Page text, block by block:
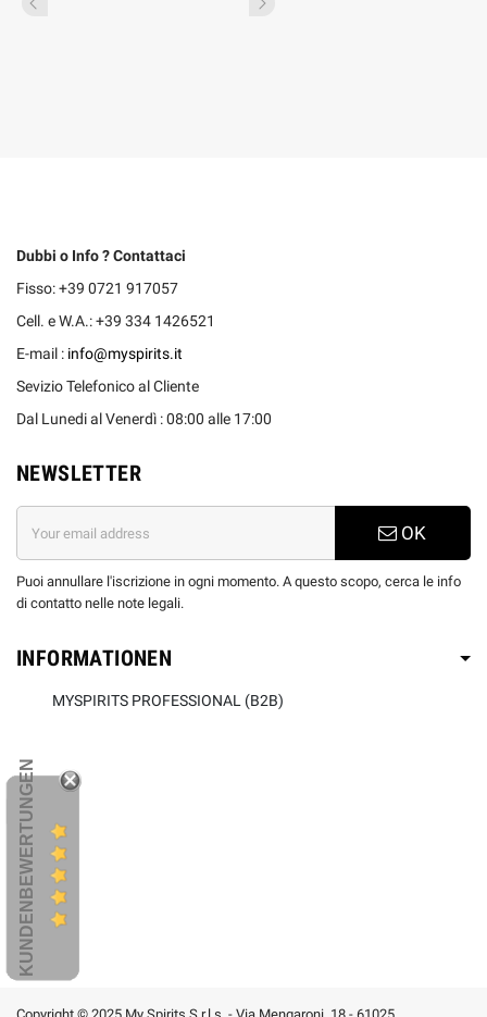
Dubbi o Info ? Contattaci
Fisso: +39 0721 917057
Cell. e W.A.: +39 334 1426521
E-mail : info@myspirits.it
Sevizio Telefonico al Cliente
Dal Lunedi al Venerdì : 08:00 alle 17:00
NEWSLETTER
OK
Puoi annullare l'iscrizione in ogni momento. A questo scopo, cerca le info
di contatto nelle note legali.
INFORMATIONEN
MYSPIRITS PROFESSIONAL (B2B)
KUNDENBEWERTUNGEN